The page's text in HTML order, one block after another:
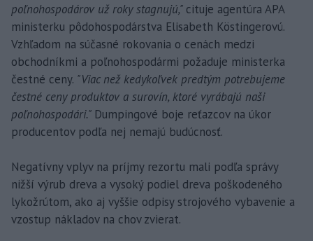
poľnohospodárov už roky stagnujú," cituje agentúra APA
ministerku pôdohospodárstva Elisabeth Köstingerovú.
Vzhľadom na súčasné rokovania o cenách medzi
obchodníkmi a poľnohospodármi požaduje ministerka
čestné ceny. "Viac než kedykoľvek predtým potrebujeme
čestné ceny produktov a surovín, ktoré vyrábajú naši
poľnohospodári." Dumpingové boje reťazcov na úkor
producentov podľa nej nemajú budúcnosť.
Negatívny vplyv na príjmy rezortu mali podľa správy
nižší výrub dreva a vysoký podiel dreva poškodeného
lykožrútom, ako aj vyššie odpisy strojového vybavenie a
vzostup nákladov na chov zvierat.